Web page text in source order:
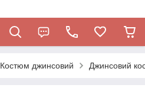
Костюм джинсовий Джинсовий